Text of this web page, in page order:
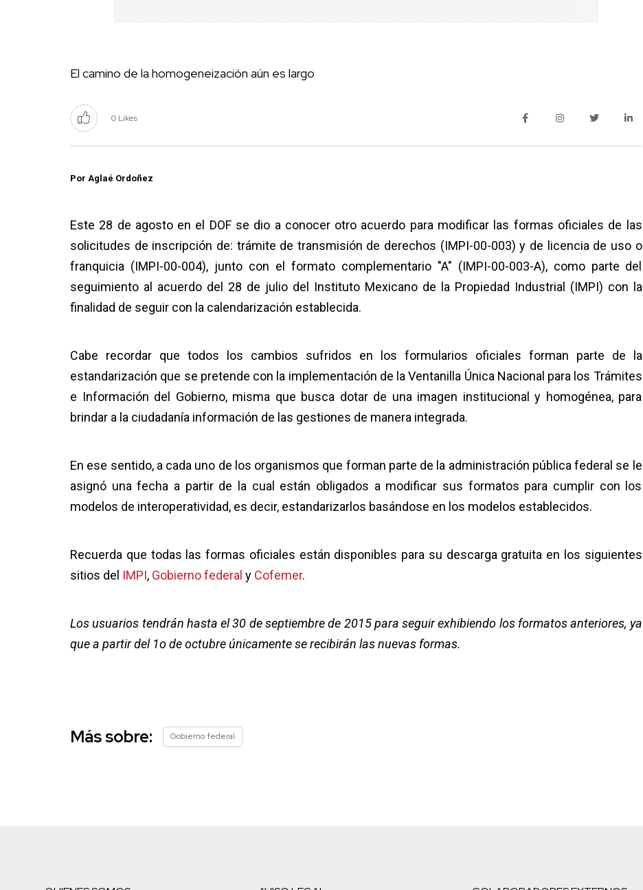
El camino de la homogeneización aún es largo
0 Likes
Por Aglaé Ordoñez
Este 28 de agosto en el DOF se dio a conocer otro acuerdo para modificar las formas oficiales de las
solicitudes de inscripción de: trámite de transmisión de derechos (IMPI-00-003) y de licencia de uso o
franquicia (IMPI-00-004), junto con el formato complementario "A" (IMPI-00-003-A), como parte del
seguimiento al acuerdo del 28 de julio del Instituto Mexicano de la Propiedad Industrial (IMPI) con la
finalidad de seguir con la calendarización establecida.
Cabe recordar que todos los cambios sufridos en los formularios oficiales forman parte de la
estandarización que se pretende con la implementación de la Ventanilla Única Nacional para los Trámites
e Información del Gobierno, misma que busca dotar de una imagen institucional y homogénea, para
brindar a la ciudadanía información de las gestiones de manera integrada.
En ese sentido, a cada uno de los organismos que forman parte de la administración pública federal se le
asignó una fecha a partir de la cual están obligados a modificar sus formatos para cumplir con los
modelos de interoperatividad, es decir, estandarizarlos basándose en los modelos establecidos.
Recuerda que todas las formas oficiales están disponibles para su descarga gratuita en los siguientes
sitios del IMPI, Gobierno federal y Cofemer.
Los usuarios tendrán hasta el 30 de septiembre de 2015 para seguir exhibiendo los formatos anteriores, ya
que a partir del 1o de octubre únicamente se recibirán las nuevas formas.
Más sobre: Gobierno federal